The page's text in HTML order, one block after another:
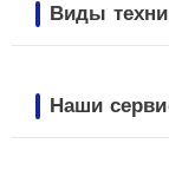
Виды
Наши